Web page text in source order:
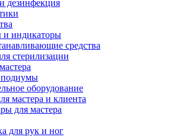
дезинфекция
индикаторы
средства
стерилизации
оборудование
мастера и клиента
для мастера
для рук и ног